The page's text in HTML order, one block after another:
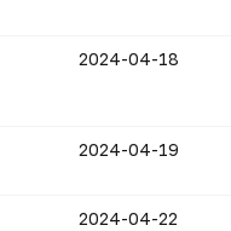
2024-04-18
2024-04-19
2024-04-22